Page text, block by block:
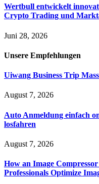
Wertbull entwickelt
Crypto Trading und
Juni 28, 2026
Unsere Empfehlungen
Uiwang Business Trip
August 7, 2026
Auto Anmeldung einfach
losfahren
August 7, 2026
How an Image
Professionals Optimize